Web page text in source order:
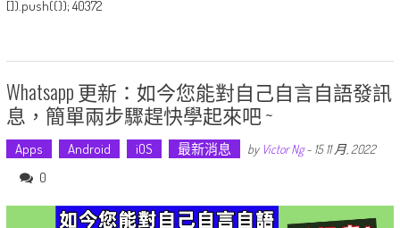
[]).push({}); 40372
Whatsapp 更新：如今您能對自己自言自語發訊
息，簡單兩步驟趕快學起來吧 ~
Apps Android iOS 最新消息 by Victor Ng- 15 11 月, 2022
0